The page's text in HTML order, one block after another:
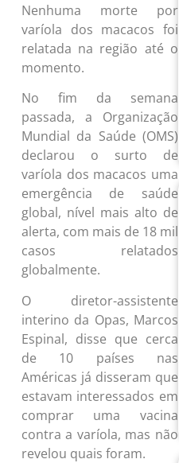
Nenhuma morte por
varíola dos macacos foi
relatada na região até o
momento.
No fim da semana
passada, a Organização
Mundial da Saúde (OMS)
declarou o surto de
varíola dos macacos uma
emergência de saúde
global, nível mais alto de
alerta, com mais de 18 mil
casos relatados
globalmente.
O diretor-assistente
interino da Opas, Marcos
Espinal, disse que cerca
de 10 países nas
Américas já disseram que
estavam interessados em
comprar uma vacina
contra a varíola, mas não
revelou quais foram.